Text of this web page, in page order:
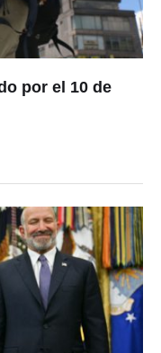
por el 10 de